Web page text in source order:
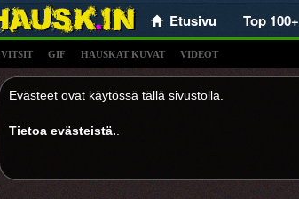
Etusivu Top 100+
VITSIT GIF HAUSKAT KUVAT VIDEOT
Evästeet ovat käytössä tällä sivustolla.
Tietoa evästeistä.